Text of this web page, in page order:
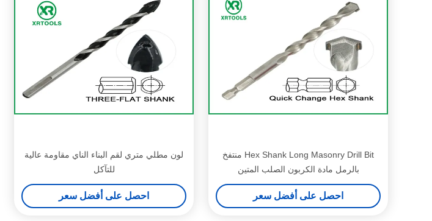
Hex Shank Long Masonry Drill Bit منتفخ
بالرمل مادة الكربون الصلب المتين
احصل على أفضل سعر
لون مطلي متري لقم البناء الناي مقاومة عالية
للتآكل
احصل على أفضل سعر